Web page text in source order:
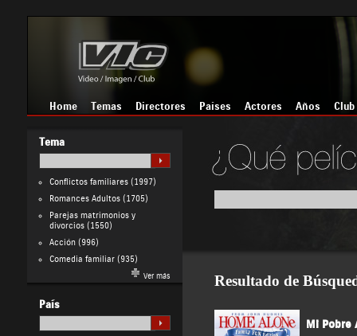
Home Temas Directores Países Actores Años Club
Tema
Conflictos familiares(1997)
Romances Adultos(1705)
Parejas matrimonios y
divorcios(1550)
Acción(996)
Comedia familiar(935)
Ver más
País
Resultado de
Mi Pobre